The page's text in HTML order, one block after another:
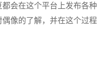
会在这个平台上发布各种
像的了解，并在这个过程